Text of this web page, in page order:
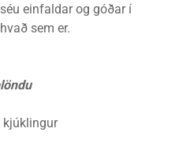
einfaldar og góðar í
sem er.
kjúklingur